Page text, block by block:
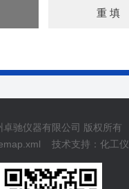
驰仪器有限公司 版权所有
技术支持：化工